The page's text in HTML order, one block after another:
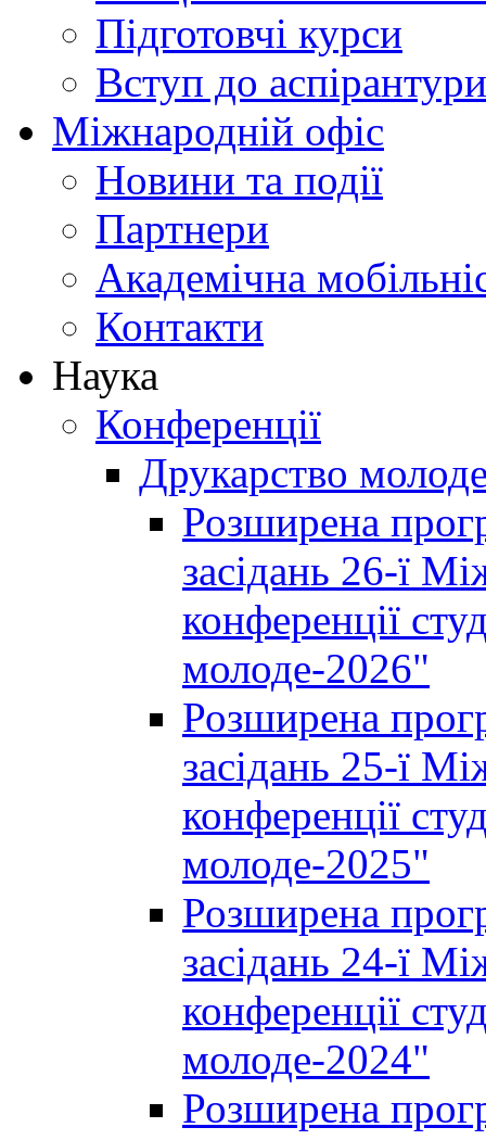
Підготовчі курси
Вступ до аспірантури
Міжнародній офіс
Новини та події
Партнери
Академічна
Контакти
Наука
Конференції
Друкарство
Розширена
засідань 26-ї
конференції
молоде-2026"
Розширена
засідань 25-ї
конференції
молоде-2025"
Розширена
засідань 24-ї
конференції
молоде-2024"
Розширена